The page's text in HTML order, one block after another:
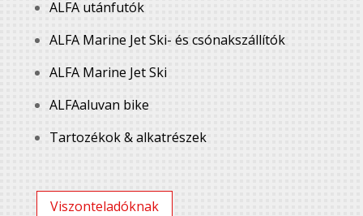
ALFA utánfutók
ALFA Marine Jet Ski- és csónakszállítók
ALFA Marine Jet Ski
ALFAaluvan bike
Tartozékok & alkatrészek
Viszonteladóknak